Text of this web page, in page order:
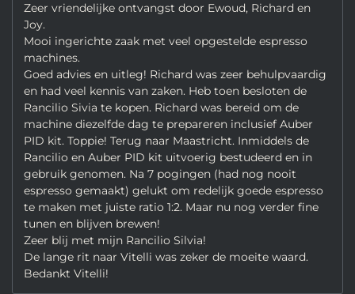
Zeer vriendelijke ontvangst door Ewoud, Richard en
Joy.
Mooi ingerichte zaak met veel opgestelde espresso
machines.
Goed advies en uitleg! Richard was zeer behulpvaardig
en had veel kennis van zaken. Heb toen besloten de
Rancilio Sivia te kopen. Richard was bereid om de
machine diezelfde dag te prepareren inclusief Auber
PID kit. Toppie! Terug naar Maastricht. Inmiddels de
Rancilio en Auber PID kit uitvoerig bestudeerd en in
gebruik genomen. Na 7 pogingen (had nog nooit
espresso gemaakt) gelukt om redelijk goede espresso
te maken met juiste ratio 1:2. Maar nu nog verder fine
tunen en blijven brewen!
Zeer blij met mijn Rancilio Silvia!
De lange rit naar Vitelli was zeker de moeite waard.
Bedankt Vitelli!